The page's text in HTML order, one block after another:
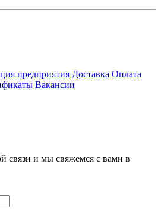
предприятия Доставка Оплата
Вакансии
связи и мы свяжемся с вами в